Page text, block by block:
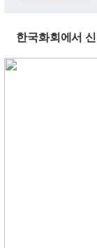
한국화회에서